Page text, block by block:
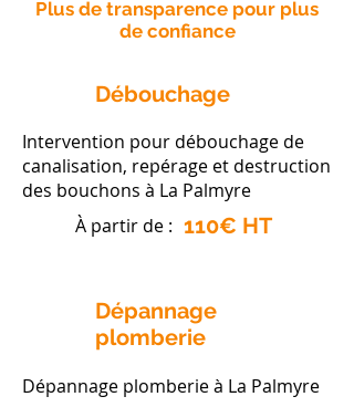
​Plus de transparence pour plus
de confiance
Débouchage
Intervention pour débouchage de
canalisation, repérage et destruction
des bouchons à La Palmyre
À partir de : 110€ HT
Dépannage
plomberie
Dépannage plomberie à La Palmyre